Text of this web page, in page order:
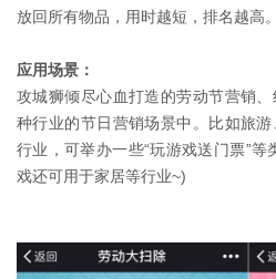
放回所有物品，用时越短，排名越高。
应用场景：
攻城狮倾尽心血打造的劳动节营销
种行业的节日营销场景中。比如旅
行业，可举办一些“玩游戏送门票”
戏还可用于家居等行业~)